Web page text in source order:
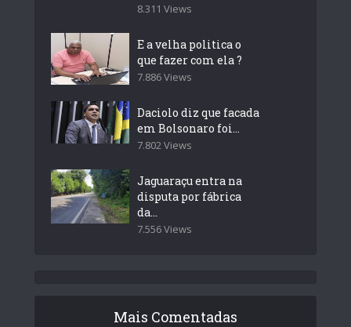
8.311 Views
E a velha politica o
que fazer com ela ?
7.886 Views
Daciolo diz que facada
em Bolsonaro foi...
7.802 Views
Jaguaraçu entra na
disputa por fábrica
da...
7.556 Views
Mais Comentadas